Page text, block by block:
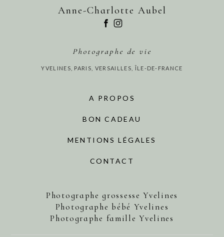
Anne-Charlotte Aubel
Photographe de vie
YVELINES, PARIS, VERSAILLES, ÎLE-DE-FRANCE
A PROPOS
BON CADEAU
MENTIONS LÉGALES
CONTACT
Photographe grossesse Yvelines
Photographe bébé Yvelines
Photographe famille Yvelines